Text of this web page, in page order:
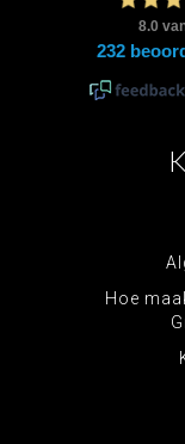
Hoe